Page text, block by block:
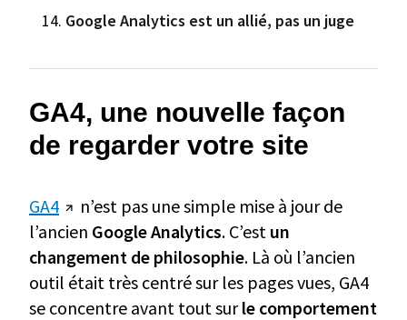
Google Analytics est un allié, pas un juge
GA4, une nouvelle façon
de regarder votre site
GA4
n’est pas une simple mise à jour de
l’ancien Google Analytics. C’est un
changement de philosophie. Là où l’ancien
outil était très centré sur les pages vues, GA4
se concentre avant tout surle comportement